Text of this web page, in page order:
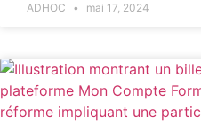
ADHOC mai 17, 2024